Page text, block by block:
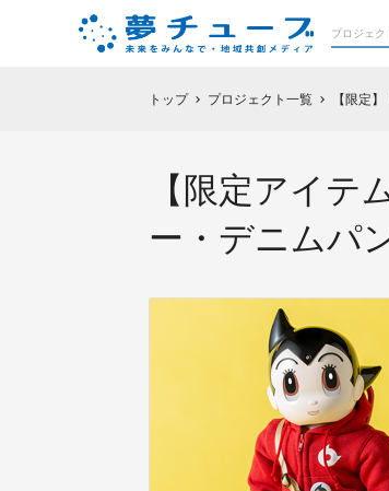
トップ chevron_right プロジェクト一覧 chevron_right 【限定
【限定アイテ
ー・デニムパ